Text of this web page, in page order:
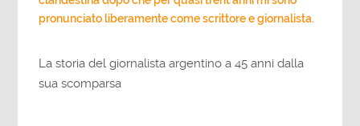
pronunciato liberamente come scrittore e giornalista.
La storia del giornalista argentino a 45 anni dalla
sua scomparsa